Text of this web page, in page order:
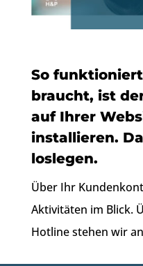
So
braucht, ist
auf Ihrer
installieren.
loslegen.
Über Ihr
Aktivitäten im Blick.
Hotline stehen wir